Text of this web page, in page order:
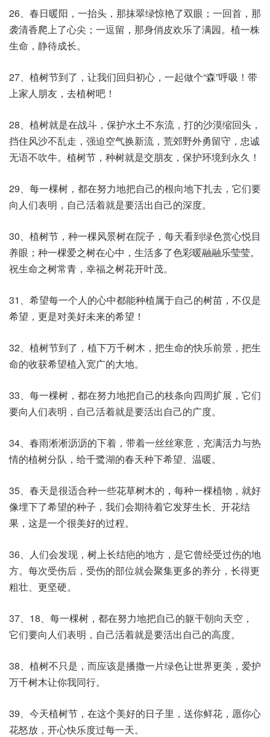
26、春日暖阳，一抬头，那抹翠绿惊艳了双眼；一回首，那
袭清香爬上了心尖；一逗留，那身俏皮欢乐了满园。植一株
生命，静待成长。
27、植树节到了，让我们回归初心，一起做个“森”呼吸！带
上家人朋友，去植树吧！
28、植树就是在战斗，保护水土不东流，打的沙漠缩回头，
挡住风沙不乱走，强迫空气换新流，荒郊野外勇留守，忠诚
无语不吹牛。植树节，种树就是交朋友，保护环境到永久！
29、每一棵树，都在努力地把自己的根向地下扎去，它们要
向人们表明，自己活着就是要活出自己的深度。
30、植树节，种一棵风景树在院子，每天看到绿色赏心悦目
养眼；种一棵爱之树在心中，生活多了色彩暖融融乐莹莹。
祝生命之树常青，幸福之树花开叶茂。
31、希望每一个人的心中都能种植属于自己的树苗，不仅是
希望，更是对美好未来的希望！
32、植树节到了，植下万千树木，把生命的快乐前景，把生
命的收获希望植入宽广的大地。
33、每一棵树，都在努力地把自己的枝条向四周扩展，它们
要向人们表明，自己活着就是要活出自己的广度。
34、春雨淅淅沥沥的下着，带着一丝丝寒意，充满活力与热
情的植树分队，给千鹭湖的春天种下希望、温暖。
35、春天是很适合种一些花草树木的，每种一棵植物，就好
像埋下了希望的种子，我们会期待着它发芽生长、开花结
果，这是一个很美好的过程。
36、人们会发现，树上长结疤的地方，是它曾经受过伤的地
方。每次受伤后，受伤的部位就会聚集更多的养分，长得更
粗壮、更坚硬。
37、18、每一棵树，都在努力地把自己的躯干朝向天空，
它们要向人们表明，自己活着就是要活出自己的高度。
38、植树不只是，而应该是播撒一片绿色让世界更美，爱护
万千树木让你我同行。
39、今天植树节，在这个美好的日子里，送你鲜花，愿你心
花怒放，开心快乐度过每一天。